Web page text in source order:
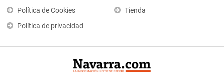
Política de Cookies
Política de privacidad
Tienda